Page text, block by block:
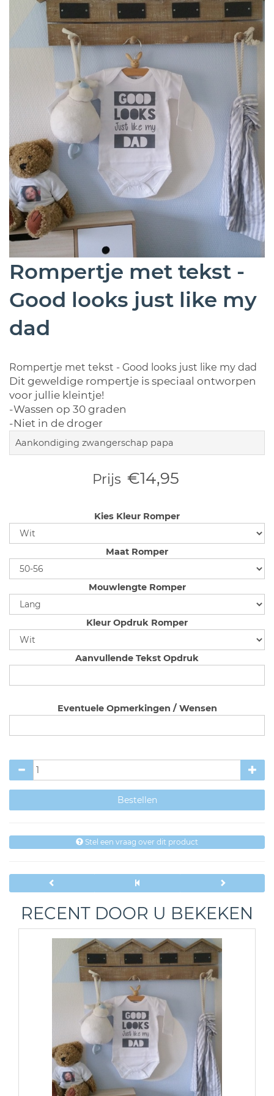
Rompertje met tekst -
Good looks just like my
dad
Rompertje met tekst - Good looks just like my dad
Dit geweldige rompertje is speciaal ontworpen
voor jullie kleintje!
-Wassen op 30 graden
-Niet in de droger
Aankondiging zwangerschap papa
Prijs €14,95
Kies Kleur Romper
Maat Romper
Mouwlengte Romper
Kleur Opdruk Romper
Aanvullende Tekst Opdruk
Eventuele Opmerkingen / Wensen
Stel een vraag over dit product
RECENT DOOR U BEKEKEN